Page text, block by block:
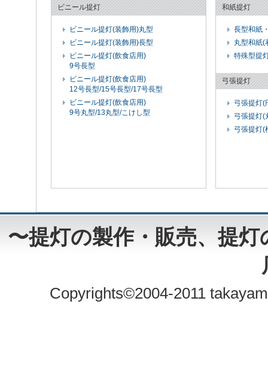
ビニール提灯
ビニール提灯(装飾用)丸型
ビニール提灯(装飾用)長型
ビニール提灯(飲食店用)
9号長型
ビニール提灯(飲食店用)
12号長型/15号長型/17号長型
ビニール提灯(飲食店用)
9号丸型/13丸型/こけし型
和紙提灯
長型和紙
丸型和紙(
特殊型提
弓張提灯
弓張提灯(
弓張提灯(
弓張提灯(
〜提灯の製作・販売、提
Copyrights©2004-2011